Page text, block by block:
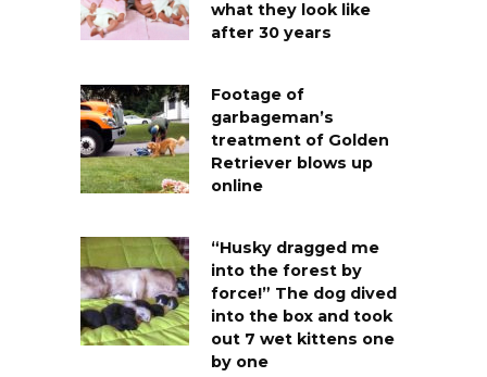
what they look like
after 30 years
Footage of
garbageman’s
treatment of Golden
Retriever blows up
online
“Husky dragged me
into the forest by
force!” The dog dived
into the box and took
out 7 wet kittens one
by one